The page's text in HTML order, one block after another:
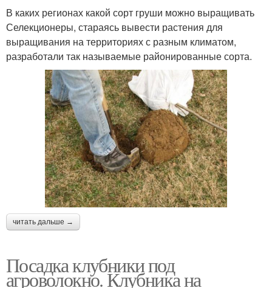
В каких регионах какой сорт груши можно выращивать
Селекционеры, стараясь вывести растения для
выращивания на территориях с разным климатом,
разработали так называемые районированные сорта.
читать дальше →
Посадка клубники под
агроволокно. Клубника на